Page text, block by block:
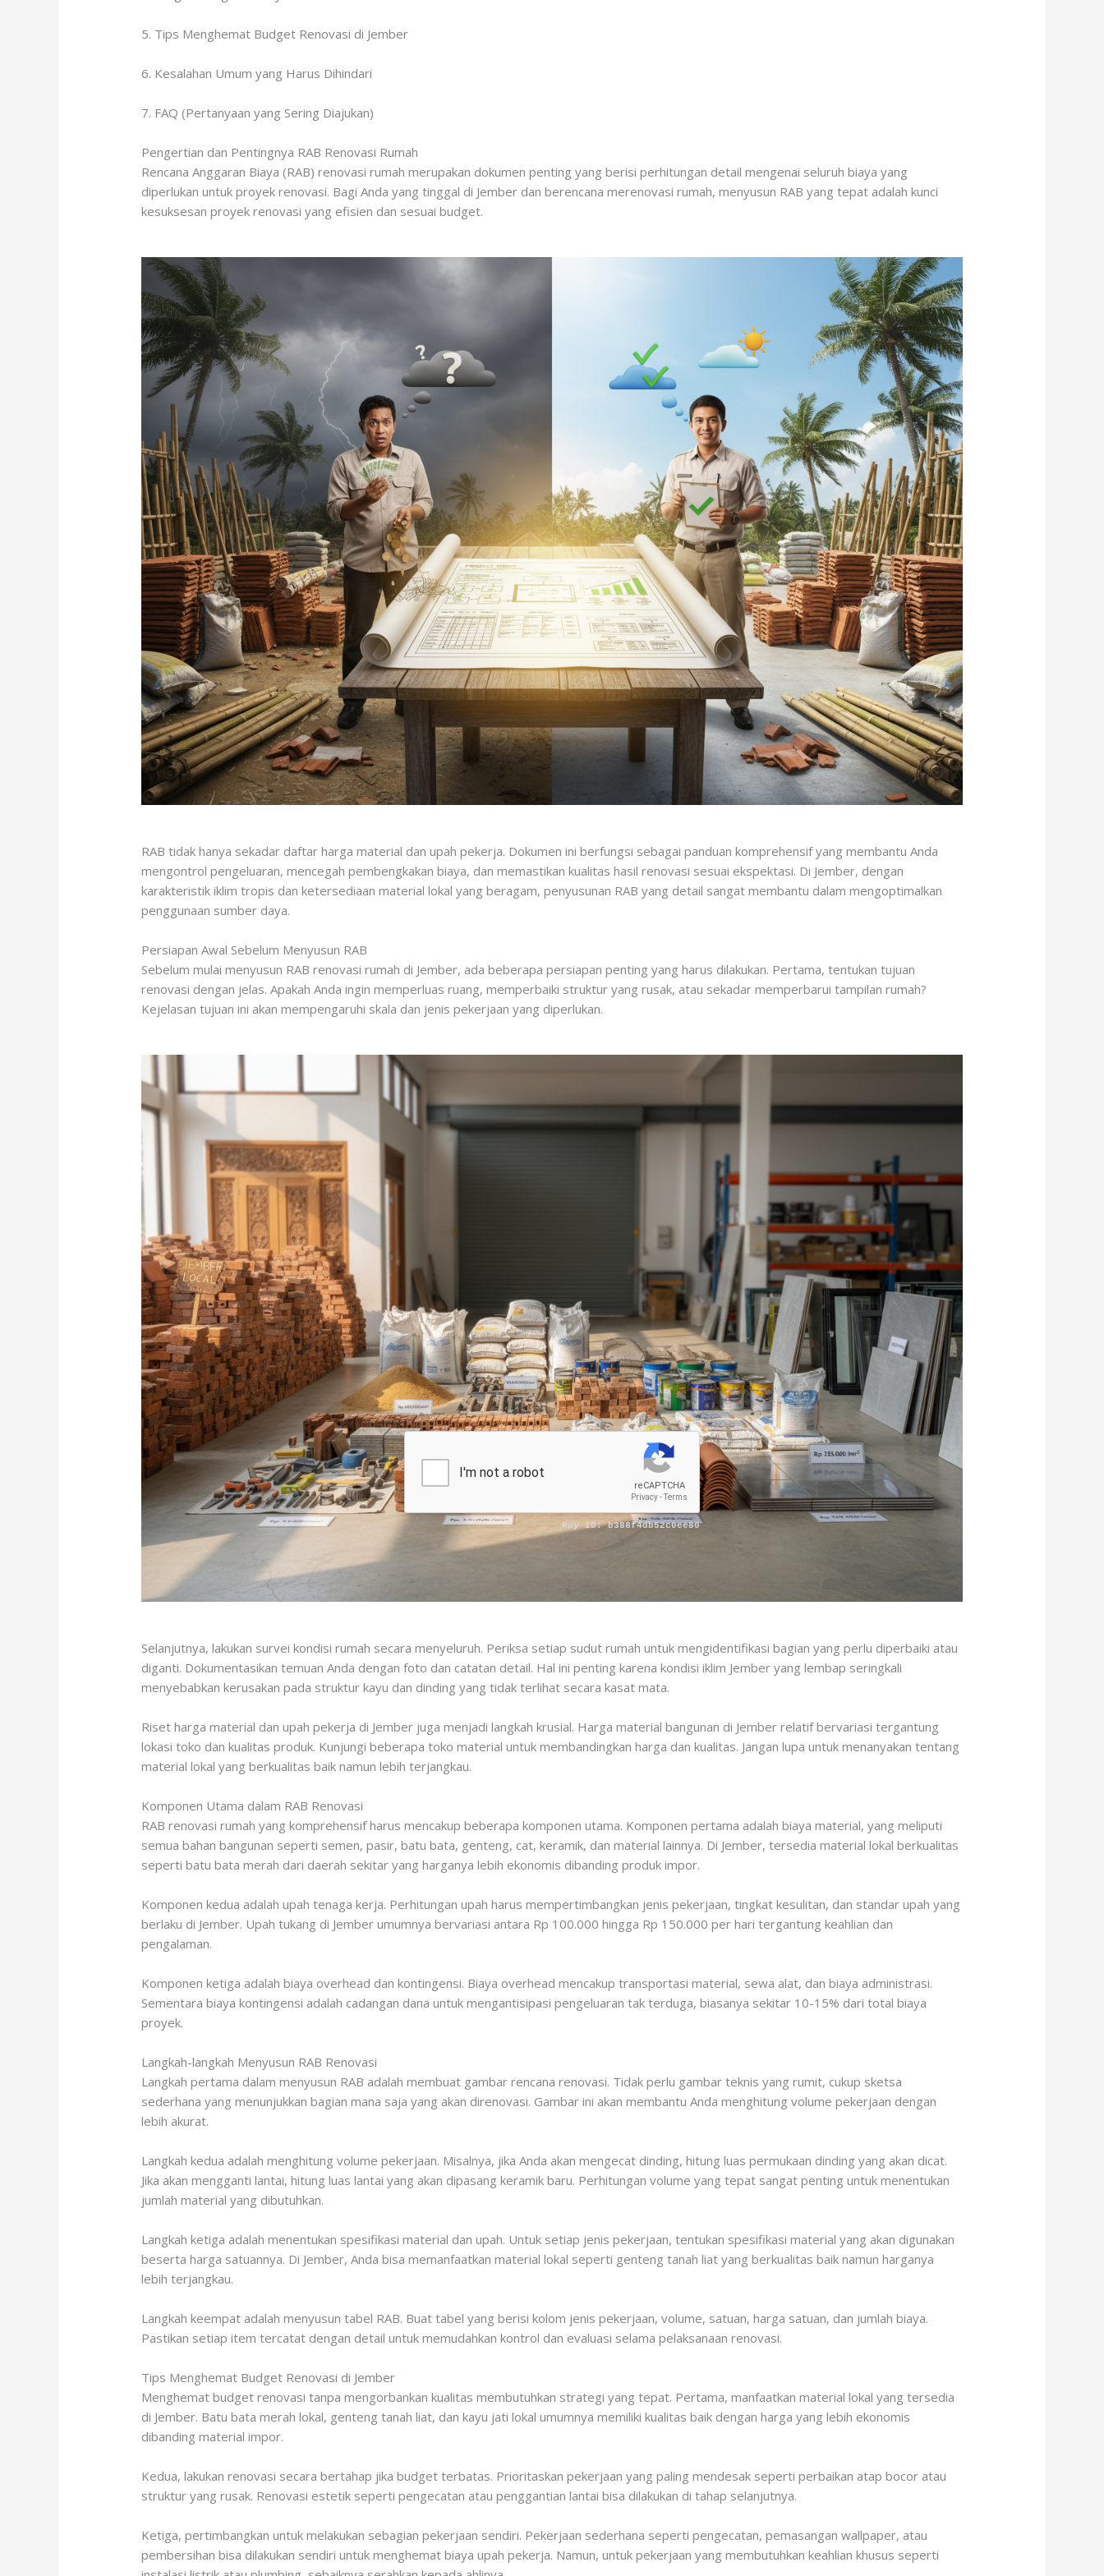
5. Tips Menghemat Budget Renovasi di Jember
6. Kesalahan Umum yang Harus Dihindari
7. FAQ (Pertanyaan yang Sering Diajukan)
Pengertian dan Pentingnya RAB Renovasi Rumah
Rencana Anggaran Biaya (RAB) renovasi rumah merupakan dokumen penting yang berisi perhitungan detail mengenai seluruh biaya yang
diperlukan untuk proyek renovasi. Bagi Anda yang tinggal di Jember dan berencana merenovasi rumah, menyusun RAB yang tepat adalah kunci
kesuksesan proyek renovasi yang efisien dan sesuai budget.
RAB tidak hanya sekadar daftar harga material dan upah pekerja. Dokumen ini berfungsi sebagai panduan komprehensif yang membantu Anda
mengontrol pengeluaran, mencegah pembengkakan biaya, dan memastikan kualitas hasil renovasi sesuai ekspektasi. Di Jember, dengan
karakteristik iklim tropis dan ketersediaan material lokal yang beragam, penyusunan RAB yang detail sangat membantu dalam mengoptimalkan
penggunaan sumber daya.
Persiapan Awal Sebelum Menyusun RAB
Sebelum mulai menyusun RAB renovasi rumah di Jember, ada beberapa persiapan penting yang harus dilakukan. Pertama, tentukan tujuan
renovasi dengan jelas. Apakah Anda ingin memperluas ruang, memperbaiki struktur yang rusak, atau sekadar memperbarui tampilan rumah?
Kejelasan tujuan ini akan mempengaruhi skala dan jenis pekerjaan yang diperlukan.
Selanjutnya, lakukan survei kondisi rumah secara menyeluruh. Periksa setiap sudut rumah untuk mengidentifikasi bagian yang perlu diperbaiki atau
diganti. Dokumentasikan temuan Anda dengan foto dan catatan detail. Hal ini penting karena kondisi iklim Jember yang lembap seringkali
menyebabkan kerusakan pada struktur kayu dan dinding yang tidak terlihat secara kasat mata.
Riset harga material dan upah pekerja di Jember juga menjadi langkah krusial. Harga material bangunan di Jember relatif bervariasi tergantung
lokasi toko dan kualitas produk. Kunjungi beberapa toko material untuk membandingkan harga dan kualitas. Jangan lupa untuk menanyakan tentang
material lokal yang berkualitas baik namun lebih terjangkau.
Komponen Utama dalam RAB Renovasi
RAB renovasi rumah yang komprehensif harus mencakup beberapa komponen utama. Komponen pertama adalah biaya material, yang meliputi
semua bahan bangunan seperti semen, pasir, batu bata, genteng, cat, keramik, dan material lainnya. Di Jember, tersedia material lokal berkualitas
seperti batu bata merah dari daerah sekitar yang harganya lebih ekonomis dibanding produk impor.
Komponen kedua adalah upah tenaga kerja. Perhitungan upah harus mempertimbangkan jenis pekerjaan, tingkat kesulitan, dan standar upah yang
berlaku di Jember. Upah tukang di Jember umumnya bervariasi antara Rp 100.000 hingga Rp 150.000 per hari tergantung keahlian dan
pengalaman.
Komponen ketiga adalah biaya overhead dan kontingensi. Biaya overhead mencakup transportasi material, sewa alat, dan biaya administrasi.
Sementara biaya kontingensi adalah cadangan dana untuk mengantisipasi pengeluaran tak terduga, biasanya sekitar 10-15% dari total biaya
proyek.
Langkah-langkah Menyusun RAB Renovasi
Langkah pertama dalam menyusun RAB adalah membuat gambar rencana renovasi. Tidak perlu gambar teknis yang rumit, cukup sketsa
sederhana yang menunjukkan bagian mana saja yang akan direnovasi. Gambar ini akan membantu Anda menghitung volume pekerjaan dengan
lebih akurat.
Langkah kedua adalah menghitung volume pekerjaan. Misalnya, jika Anda akan mengecat dinding, hitung luas permukaan dinding yang akan dicat.
Jika akan mengganti lantai, hitung luas lantai yang akan dipasang keramik baru. Perhitungan volume yang tepat sangat penting untuk menentukan
jumlah material yang dibutuhkan.
Langkah ketiga adalah menentukan spesifikasi material dan upah. Untuk setiap jenis pekerjaan, tentukan spesifikasi material yang akan digunakan
beserta harga satuannya. Di Jember, Anda bisa memanfaatkan material lokal seperti genteng tanah liat yang berkualitas baik namun harganya
lebih terjangkau.
Langkah keempat adalah menyusun tabel RAB. Buat tabel yang berisi kolom jenis pekerjaan, volume, satuan, harga satuan, dan jumlah biaya.
Pastikan setiap item tercatat dengan detail untuk memudahkan kontrol dan evaluasi selama pelaksanaan renovasi.
Tips Menghemat Budget Renovasi di Jember
Menghemat budget renovasi tanpa mengorbankan kualitas membutuhkan strategi yang tepat. Pertama, manfaatkan material lokal yang tersedia
di Jember. Batu bata merah lokal, genteng tanah liat, dan kayu jati lokal umumnya memiliki kualitas baik dengan harga yang lebih ekonomis
dibanding material impor.
Kedua, lakukan renovasi secara bertahap jika budget terbatas. Prioritaskan pekerjaan yang paling mendesak seperti perbaikan atap bocor atau
struktur yang rusak. Renovasi estetik seperti pengecatan atau penggantian lantai bisa dilakukan di tahap selanjutnya.
Ketiga, pertimbangkan untuk melakukan sebagian pekerjaan sendiri. Pekerjaan sederhana seperti pengecatan, pemasangan wallpaper, atau
pembersihan bisa dilakukan sendiri untuk menghemat biaya upah pekerja. Namun, untuk pekerjaan yang membutuhkan keahlian khusus seperti